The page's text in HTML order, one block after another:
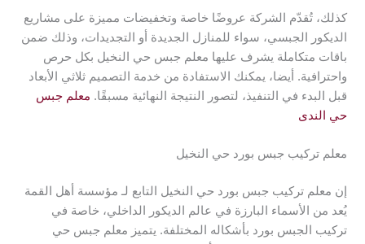
كذلك، تُقدّم الشركة عروضًا خاصة وتخفيضات مميزة على مشاريع
الديكور الجبسي، سواء للمنازل الجديدة أو التجديدات، وذلك ضمن
باقات متكاملة يشرف عليها معلم جبس حي النخيل بكل حرص
واحترافية. أيضا، يمكنك الاستفادة من خدمة التصميم ثلاثي الأبعاد
قبل البدء في التنفيذ، لتصور النتيجة النهائية مسبقًا. معلم جبس
حي الندى
معلم تركيب جبس بورد حي النخيل
إن معلم تركيب جبس بورد حي النخيل التابع لـ مؤسسة أهل القمة
يُعد من الأسماء البارزة في عالم الديكور الداخلي، خاصة في
تركيب الجبس بورد بأشكاله المختلفة. يتميز معلم جبس حي